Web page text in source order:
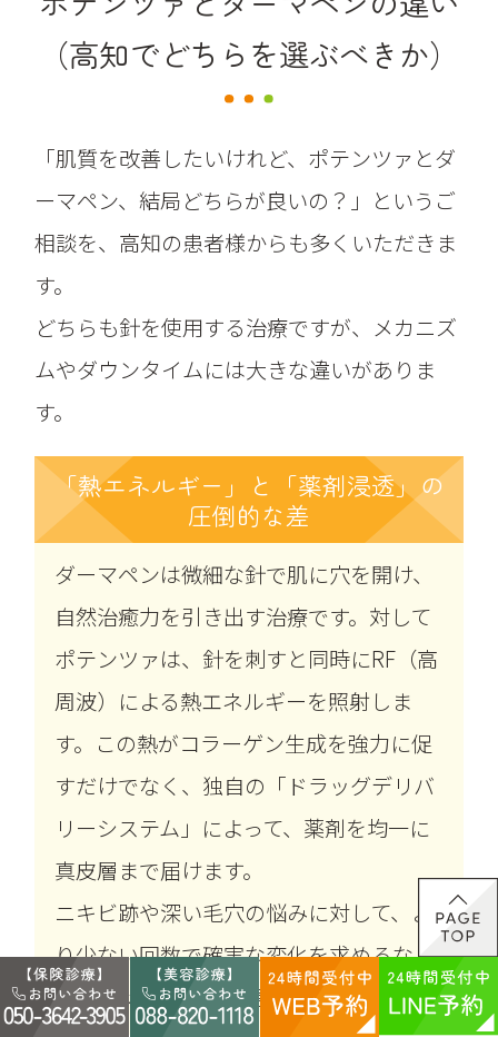
（高知でどちらを選ぶべきか）
「肌質を改善したいけれど、ポテンツァとダ
ーマペン、結局どちらが良いの？」というご
相談を、高知の患者様からも多くいただきま
す。
どちらも針を使用する治療ですが、メカニズ
ムやダウンタイムには大きな違いがありま
す。
「熱エネルギー」と
「薬剤浸透」の
圧倒的な差
ダーマペンは微細な針で肌に穴を開け、
自然治癒力を引き出す治療です。対して
ポテンツァは、針を刺すと同時にRF（高
周波）による熱エネルギーを照射しま
す。この熱がコラーゲン生成を強力に促
すだけでなく、独自の「ドラッグデリバ
リーシステム」によって、薬剤を均一に
真皮層まで届けます。
ニキビ跡や深い毛穴の悩みに対して、よ
り少ない回数で確実な変化を求めるなら
ポテンツァが優位と言えます。